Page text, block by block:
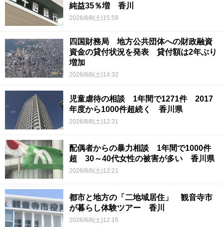
純益35％増 香川
2026/8/8(土)15:59
四国財務局 地方公共団体への財政融資
資金の貸付状況を発表 貸付額は2年ぶり
増加
2026/8/8(土)14:32
児童虐待の相談 1年間で1271件 2017
年度から1000件超続く 香川県
2026/8/8(土)12:31
配偶者からの暴力相談 1年間で1000件
超 30～40代女性の被害が多い 香川県
2026/8/8(土)12:21
都市と地方の「二地域居住」 観音寺市
が暮らし体験ツアー 香川
2026/8/8(土)12:15